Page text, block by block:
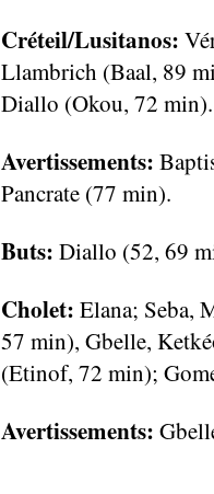
Créteil/Lusitanos:
Llambrich (Baal, 89
Diallo (Okou, 72
Avertissements:
Pancrate (77 min).
Buts: Diallo (52, 69
Cholet: Elana; Seba,
57 min), Gbelle,
(Etinof, 72 min);
Avertissements: